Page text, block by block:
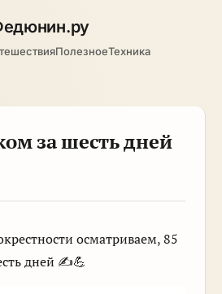
.ру
ПолезноеТехника
за шесть дней
осматриваем, 85
дней ✍️💪